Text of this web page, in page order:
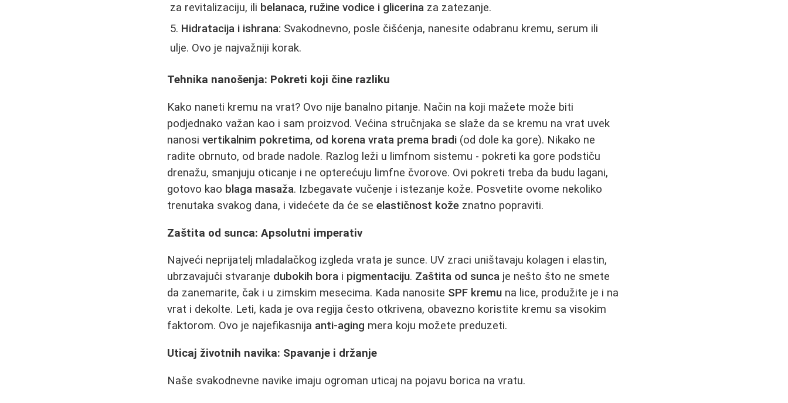
za revitalizaciju, ili belanaca, ružine vodice i glicerina za zatezanje.
Hidratacija i ishrana: Svakodnevno, posle čišćenja, nanesite odabranu kremu, serum ili
ulje. Ovo je najvažniji korak.
Tehnika nanošenja: Pokreti koji čine razliku
Kako naneti kremu na vrat? Ovo nije banalno pitanje. Način na koji mažete može biti
podjednako važan kao i sam proizvod. Većina stručnjaka se slaže da se kremu na vrat uvek
nanosivertikalnim pokretima, od korena vrata prema bradi (od dole ka gore). Nikako ne
radite obrnuto, od brade nadole. Razlog leži u limfnom sistemu - pokreti ka gore podstiču
drenažu, smanjuju oticanje i ne opterećuju limfne čvorove. Ovi pokreti treba da budu lagani,
gotovo kao blaga masaža. Izbegavate vučenje i istezanje kože. Posvetite ovome nekoliko
trenutaka svakog dana, i videćete da će seelastičnost kože znatno popraviti.
Zaštita od sunca: Apsolutni imperativ
Najveći neprijatelj mladalačkog izgleda vrata je sunce. UV zraci uništavaju kolagen i elastin,
ubrzavajuči stvaranje dubokih bora i pigmentaciju. Zaštita od sunca je nešto što ne smete
da zanemarite, čak i u zimskim mesecima. Kada nanosite SPF kremu na lice, produžite je i na
vrat i dekolte. Leti, kada je ova regija često otkrivena, obavezno koristite kremu sa visokim
faktorom. Ovo je najefikasnija anti-aging mera koju možete preduzeti.
Uticaj životnih navika: Spavanje i držanje
Naše svakodnevne navike imaju ogroman uticaj na pojavu borica na vratu.